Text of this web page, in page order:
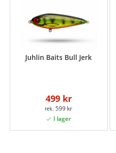
Juhlin Baits Bull Jerk
499 kr
599 kr